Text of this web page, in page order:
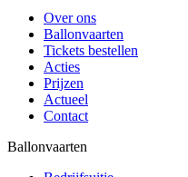
Over ons
Ballonvaarten
Tickets bestellen
Acties
Prijzen
Actueel
Contact
Ballonvaarten